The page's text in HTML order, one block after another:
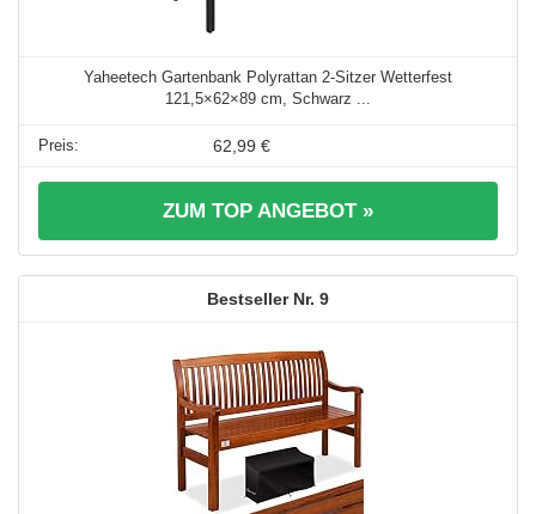
Yaheetech Gartenbank Polyrattan 2-Sitzer Wetterfest
121,5×62×89 cm, Schwarz ...
62,99 €
ZUM TOP ANGEBOT »
9